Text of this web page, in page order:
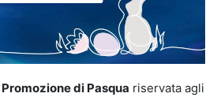
Promozione di Pasqua riservata agli